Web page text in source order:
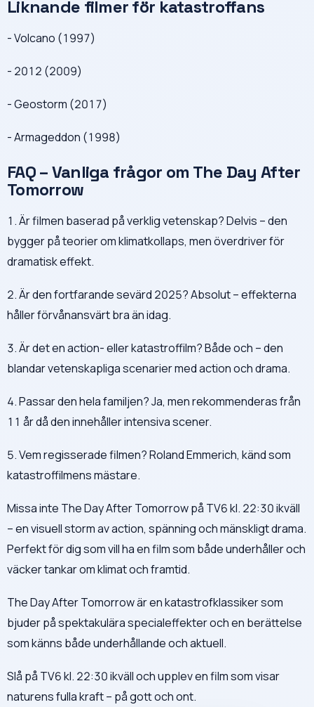
Liknande filmer för katastroffans
- Volcano (1997)
- 2012 (2009)
- Geostorm (2017)
- Armageddon (1998)
FAQ – Vanliga frågor om The Day After
Tomorrow
1. Är filmen baserad på verklig vetenskap? Delvis – den
bygger på teorier om klimatkollaps, men överdriver för
dramatisk effekt.
2. Är den fortfarande sevärd 2025? Absolut – effekterna
håller förvånansvärt bra än idag.
3. Är det en action- eller katastroffilm? Både och – den
blandar vetenskapliga scenarier med action och drama.
4. Passar den hela familjen? Ja, men rekommenderas från
11 år då den innehåller intensiva scener.
5. Vem regisserade filmen? Roland Emmerich, känd som
katastroffilmens mästare.
Missa inte The Day After Tomorrow på TV6 kl. 22:30 ikväll
– en visuell storm av action, spänning och mänskligt drama.
Perfekt för dig som vill ha en film som både underhåller och
väcker tankar om klimat och framtid.
The Day After Tomorrow är en katastrofklassiker som
bjuder på spektakulära specialeffekter och en berättelse
som känns både underhållande och aktuell.
Slå på TV6 kl. 22:30 ikväll och upplev en film som visar
naturens fulla kraft – på gott och ont.